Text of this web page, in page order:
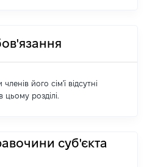
його сім'ї відсутні
цьому розділі.
суб'єкта